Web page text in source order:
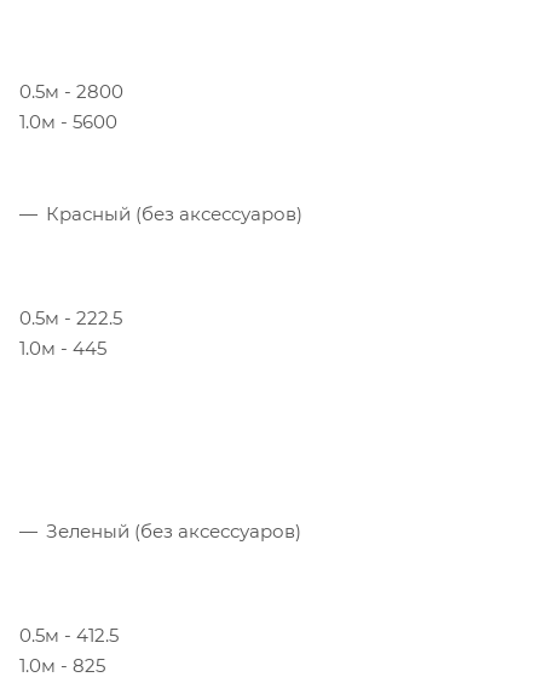
0.5м - 2800
1.0м - 5600
Красный (без аксессуаров)
0.5м - 222.5
1.0м - 445
Зеленый (без аксессуаров)
0.5м - 412.5
1.0м - 825